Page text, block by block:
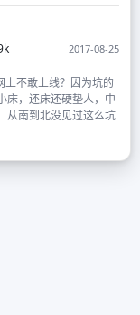
2017-08-25
上不敢上线？因为坑的
床，还床还硬垫人，中
从南到北没见过这么坑